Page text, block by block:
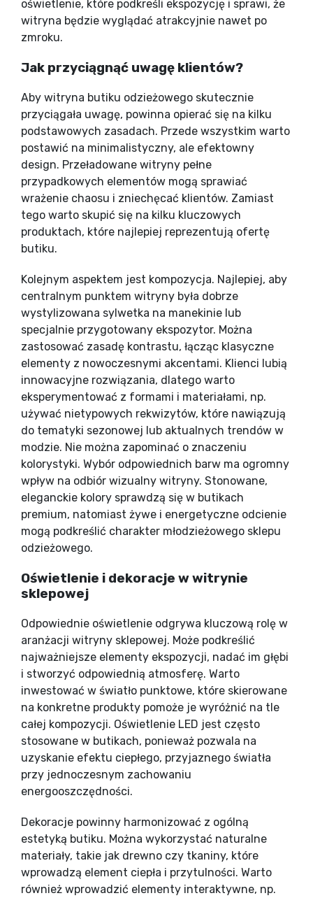
oświetlenie, które podkreśli ekspozycję i sprawi, że
witryna będzie wyglądać atrakcyjnie nawet po
zmroku.
Jak przyciągnąć uwagę klientów?
Aby witryna butiku odzieżowego skutecznie
przyciągała uwagę, powinna opierać się na kilku
podstawowych zasadach. Przede wszystkim warto
postawić na minimalistyczny, ale efektowny
design. Przeładowane witryny pełne
przypadkowych elementów mogą sprawiać
wrażenie chaosu i zniechęcać klientów. Zamiast
tego warto skupić się na kilku kluczowych
produktach, które najlepiej reprezentują ofertę
butiku.
Kolejnym aspektem jest kompozycja. Najlepiej, aby
centralnym punktem witryny była dobrze
wystylizowana sylwetka na manekinie lub
specjalnie przygotowany ekspozytor. Można
zastosować zasadę kontrastu, łącząc klasyczne
elementy z nowoczesnymi akcentami. Klienci lubią
innowacyjne rozwiązania, dlatego warto
eksperymentować z formami i materiałami, np.
używać nietypowych rekwizytów, które nawiązują
do tematyki sezonowej lub aktualnych trendów w
modzie. Nie można zapominać o znaczeniu
kolorystyki. Wybór odpowiednich barw ma ogromny
wpływ na odbiór wizualny witryny. Stonowane,
eleganckie kolory sprawdzą się w butikach
premium, natomiast żywe i energetyczne odcienie
mogą podkreślić charakter młodzieżowego sklepu
odzieżowego.
Oświetlenie i dekoracje w witrynie
sklepowej
Odpowiednie oświetlenie odgrywa kluczową rolę w
aranżacji witryny sklepowej. Może podkreślić
najważniejsze elementy ekspozycji, nadać im głębi
i stworzyć odpowiednią atmosferę. Warto
inwestować w światło punktowe, które skierowane
na konkretne produkty pomoże je wyróżnić na tle
całej kompozycji. Oświetlenie LED jest często
stosowane w butikach, ponieważ pozwala na
uzyskanie efektu ciepłego, przyjaznego światła
przy jednoczesnym zachowaniu
energooszczędności.
Dekoracje powinny harmonizować z ogólną
estetyką butiku. Można wykorzystać naturalne
materiały, takie jak drewno czy tkaniny, które
wprowadzą element ciepła i przytulności. Warto
również wprowadzić elementy interaktywne, np.